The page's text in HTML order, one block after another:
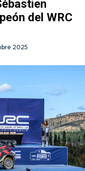
del WRC
2025